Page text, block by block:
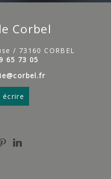
Corbel
/ 73160 CORBEL
65 73 05
écrire